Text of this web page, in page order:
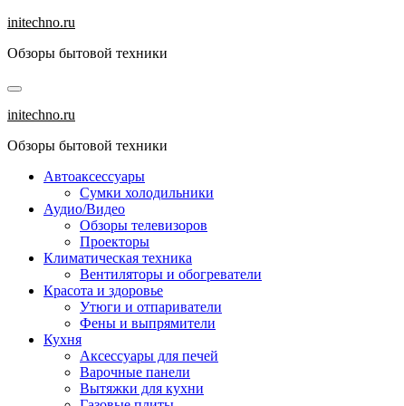
Перейти
содержанию
initechno.ru
Обзоры бытовой техники
initechno.ru
Обзоры бытовой техники
Автоаксессуары
Сумки холодильники
Аудио/Видео
Обзоры телевизоров
Проекторы
Климатическая техника
Вентиляторы и обогреватели
Красота и здоровье
Утюги и отпариватели
Фены и выпрямители
Кухня
Аксессуары для печей
Варочные панели
Вытяжки для кухни